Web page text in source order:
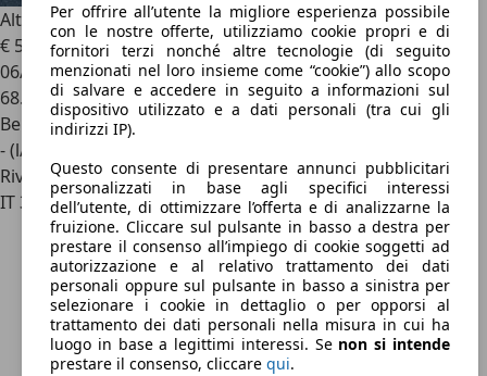
Per offrire all’utente la migliore esperienza possibile
con le nostre offerte, utilizziamo cookie propri e di
fornitori terzi nonché altre tecnologie (di seguito
menzionati nel loro insieme come “cookie”) allo scopo
di salvare e accedere in seguito a informazioni sul
dispositivo utilizzato e a dati personali (tra cui gli
indirizzi IP).
Questo consente di presentare annunci pubblicitari
personalizzati in base agli specifici interessi
dell’utente, di ottimizzare l’offerta e di analizzarne la
fruizione. Cliccare sul pulsante in basso a destra per
prestare il consenso all’impiego di cookie soggetti ad
autorizzazione e al relativo trattamento dei dati
personali oppure sul pulsante in basso a sinistra per
selezionare i cookie in dettaglio o per opporsi al
trattamento dei dati personali nella misura in cui ha
luogo in base a legittimi interessi. Se non si intende
prestare il consenso, cliccare qui.
Altro MarcosMantara Spyder 4.0i V8 cat.
€ 59.900
06/1998
68.000 km
Benzina
- (l/100 km)
Rivenditore
IT 35141